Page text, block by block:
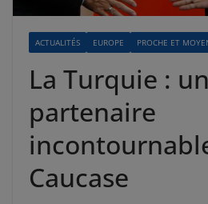
ACTUALITÉS EUROPE PROCHE ET
La Turquie : un
partenaire
Caucase